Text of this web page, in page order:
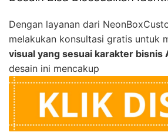
Dengan layanan dari
melakukan konsultasi gratis untuk
visual yang sesuai karakter bisnis
desain ini mencakup